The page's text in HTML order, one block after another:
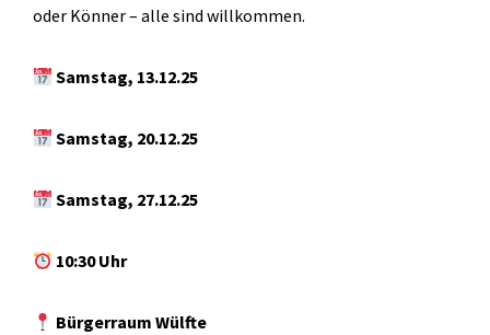
oder Könner – alle sind willkommen.
Samstag, 13.12.25
Samstag, 20.12.25
Samstag, 27.12.25
10:30 Uhr
Bürgerraum Wülfte